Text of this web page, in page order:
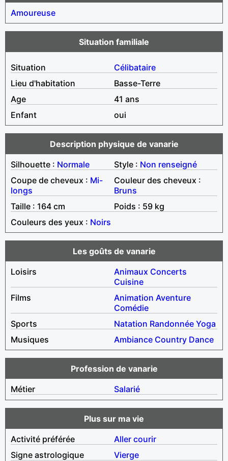
Amoureuse
Situation familiale
Situation
Célibataire
Lieu d'habitation
Basse-Terre
Age
41 ans
Enfant
oui
Description physique de vanarie
Silhouette : Normale Style : Non renseigné
Coupe de cheveux : Mi-
longs
Couleur des cheveux :
Bruns
Taille : 164 cm
Poids : 59 kg
Couleurs des yeux : Noirs
Les goûts de vanarie
Loisirs
Animaux Concerts
Cuisine
Films
Animation Aventure
Comédie
Sports
Natation Randonnée Yoga
Musiques
Ambiance Country Dance
Profession de vanarie
Métier
Salarié
Plus sur ma vie
Activité préférée
Aller courir
Signe astrologique
Vierge